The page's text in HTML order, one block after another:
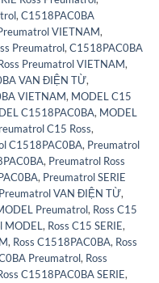
,C1518PAC0BA
VIETNAM,
Preumatrol,C1518PAC0BA
Preumatrol VIETNAM,
VAN ĐIỆN TỪ,
VIETNAM, MODEL C15
C1518PAC0BA, MODEL
C15 Ross,
C1518PAC0BA, Preumatrol
, Preumatrol Ross
, Preumatrol SERIE
Preumatrol VAN ĐIỆN TỪ,
Preumatrol, Ross C15
MODEL, Ross C15 SERIE,
, Ross C1518PAC0BA, Ross
Preumatrol, Ross
C1518PAC0BA SERIE,